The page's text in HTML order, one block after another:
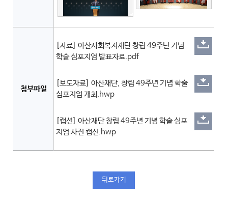
첨부파일
[자료] 아산사회복지재단 창립 49주년 기념
학술 심포지엄 발표자료.pdf
[보도자료] 아산재단, 창립 49주년 기념 학술
심포지엄 개최.hwp
[캡션] 아산재단 창립 49주년 기념 학술 심포
지엄 사진 캡션.hwp
뒤로가기